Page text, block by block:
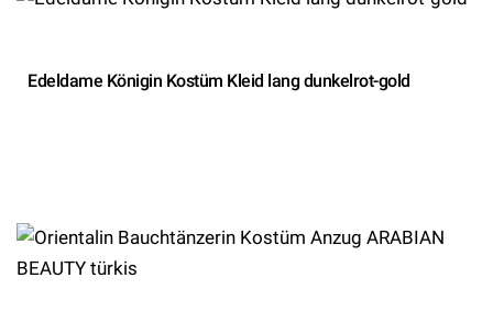
Edeldame Königin Kostüm Kleid lang dunkelrot-gold